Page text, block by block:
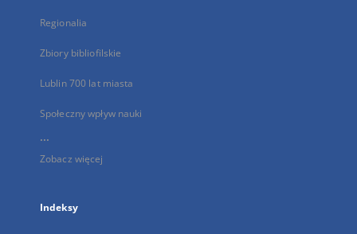
Regionalia
Zbiory bibliofilskie
Lublin 700 lat miasta
Społeczny wpływ nauki
...
Zobacz więcej
Indeksy